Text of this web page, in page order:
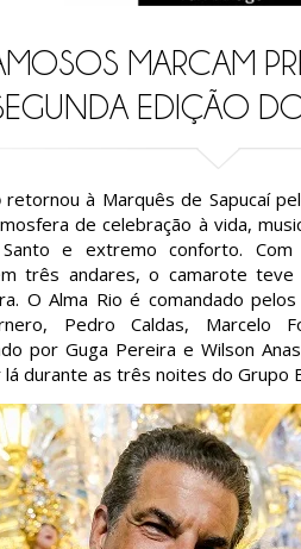
MARCAM
EDIÇÃO
retornou à Marquês de Sapucaí
de celebração à vida,
e extremo conforto. Com
três andares, o camarote teve
O Alma Rio é comandado
Pedro Caldas, Marcelo
por Guga Pereira e Wilson
durante as três noites do Grupo